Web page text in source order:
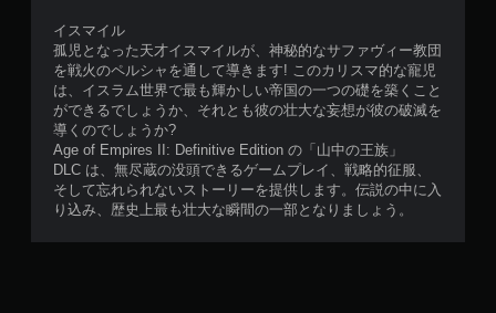
イ
で
き
ま
す
。
た
と
こ
ろ
か
ら
ゲ
ー
ム
を
開
イスマイル
孤児となった天才イスマイルが、神秘的なサファヴィー教団
を戦火のペルシャを通して導きます! このカリスマ的な寵児
は、イスラム世界で最も輝かしい帝国の一つの礎を築くこと
ができるでしょうか、それとも彼の壮大な妄想が彼の破滅を
導くのでしょうか?
Age of Empires II: Definitive Edition の「山中の王族」
DLC は、無尽蔵の没頭できるゲームプレイ、戦略的征服、
そして忘れられないストーリーを提供します。伝説の中に入
り込み、歴史上最も壮大な瞬間の一部となりましょう。